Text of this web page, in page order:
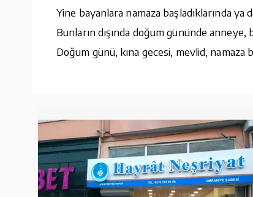
Yine bayanlara namaza başladıklarında
Bunların dışında doğum gününde
Doğum günü, kına gecesi, mevlid,